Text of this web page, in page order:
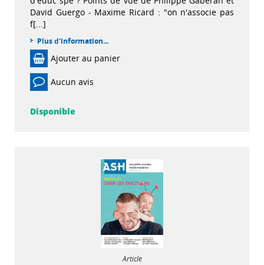
David Guergo - Maxime Ricard : "on n'associe pas
f[...]
Plus d'information...
Ajouter au panier
Aucun avis
Disponible
Article